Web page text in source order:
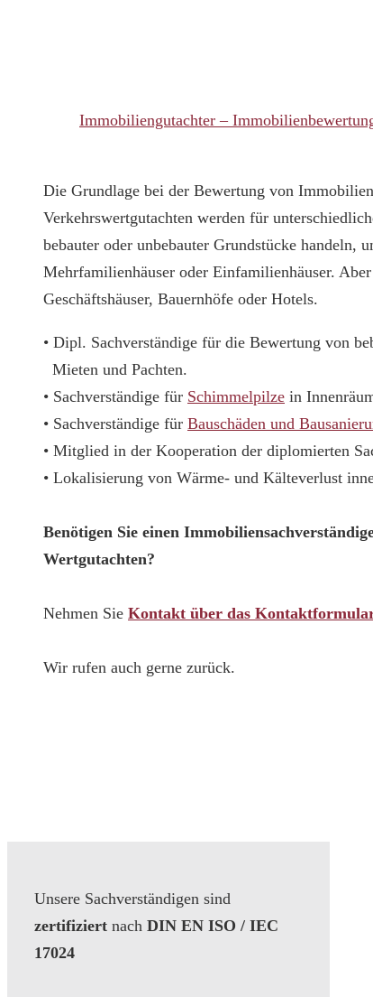
Immobiliengutachter –
Die Grundlage bei der Bewertung von
Verkehrswertgutachten werden für
bebauter oder unbebauter Grundstücke handeln,
Mehrfamilienhäuser oder Einfamilienhäuser.
Geschäftshäuser, Bauernhöfe oder Hotels.
• Dipl. Sachverständige für die Bewertung von
Mieten und Pachten.
• Sachverständige für Schimmelpilze in
• Sachverständige für Bauschäden und
• Mitglied in der Kooperation der diplomierten
• Lokalisierung von Wärme- und Kälteverlust
Benötigen Sie einen
Wertgutachten?
Nehmen Sie Kontakt über das
Wir rufen auch gerne zurück.
Unsere Sachverständigen sind
zertifiziert nach DIN EN ISO / IEC
17024